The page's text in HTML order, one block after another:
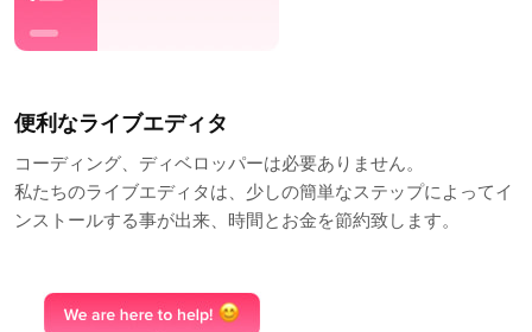
便利なライブエディタ
コーディング、ディベロッパーは必要ありません。
私たちのライブエディタは、少しの簡単なステップによってイ
ンストールする事が出来、時間とお金を節約致します。